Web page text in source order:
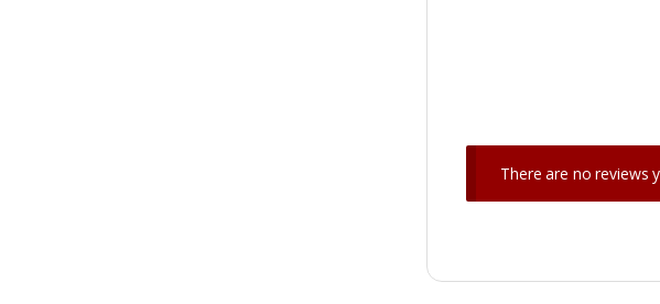
There are no reviews